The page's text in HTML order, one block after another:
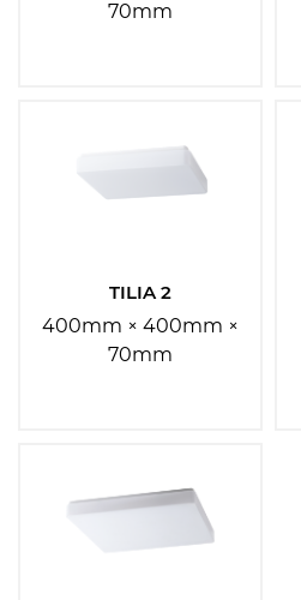
Vyberte
Vyberte
Umístění montáže:
70mm
TILIA 2
400mm × 400mm ×
70mm